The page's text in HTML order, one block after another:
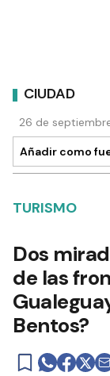
CIUDAD
26 de
Añadir como
TURISMO
Dos
de las
Bentos?